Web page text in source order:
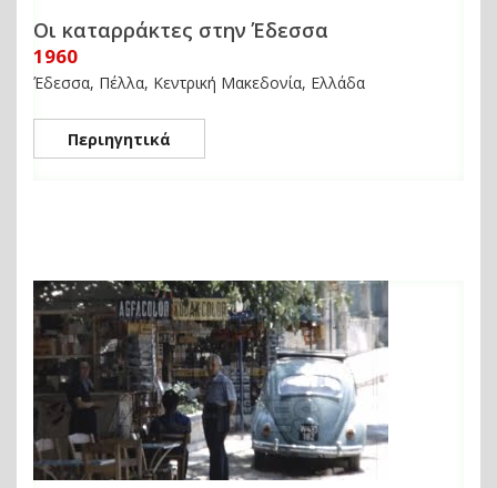
Οι καταρράκτες στην Έδεσσα
1960
Έδεσσα, Πέλλα, Κεντρική Μακεδονία, Ελλάδα
Περιηγητικά